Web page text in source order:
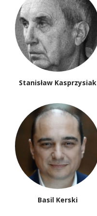
Stanisław Kasprzysiak
Basil Kerski